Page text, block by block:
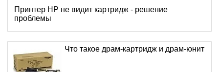
Принтер HP не видит картридж - решение
проблемы
Что такое драм-картридж и драм-юнит